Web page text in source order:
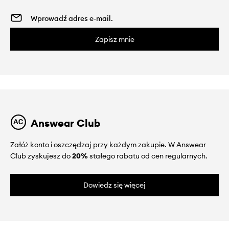
Zapisz mnie
Answear Club
Załóż konto i oszczędzaj przy każdym zakupie. W Answear
Club zyskujesz do20%stałego rabatu od cen regularnych.
Dowiedz się więcej